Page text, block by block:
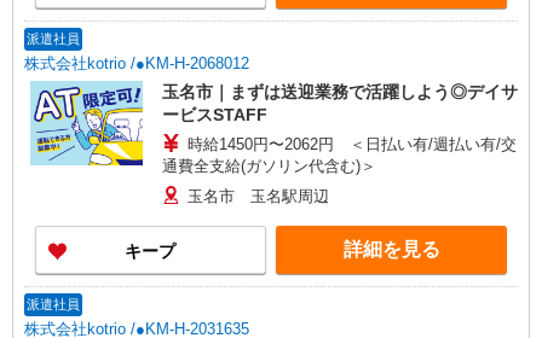
派遣社員
株式会社kotrio /●KM-H-2068012
玉名市｜まずは送迎業務で活躍しよう◎デイサ
ービスSTAFF
時給1450円〜2062円 ＜日払い有/週払い有/交
通費全支給(ガソリン代含む)＞
玉名市 玉名駅周辺
キープ 詳細を見る
派遣社員
株式会社kotrio /●KM-H-2031635